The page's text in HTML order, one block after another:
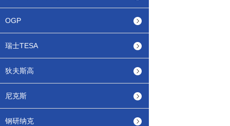
OGP
瑞士TESA
狄夫斯高
尼克斯
钢研纳克